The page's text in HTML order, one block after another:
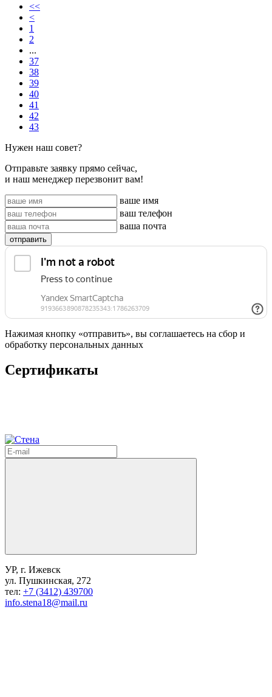
<<
<
1
2
...
37
38
39
40
41
42
43
Нужен наш совет?
Отправьте заявку прямо сейчас,
и наш менеджер перезвонит вам!
ваше имя
ваш телефон
ваша почта
отправить
Нажимая кнопку «отправить», вы соглашаетесь на сбор и
обработку персональных данных
Сертификаты
УР, г. Ижевск
ул. Пушкинская, 272
тел: +7 (3412) 439700
info.stena18@mail.ru